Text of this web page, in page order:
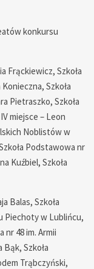
konkursu
Frąckiewicz, Szkoła
Szkoła
Pietraszko, Szkoła
miejsce – Leon
Noblistów w
Podstawowa nr
Kuźbiel, Szkoła
Balas, Szkoła
Piechoty w Lublińcu,
nr 48 im. Armii
Szkoła
Trąbczyński,